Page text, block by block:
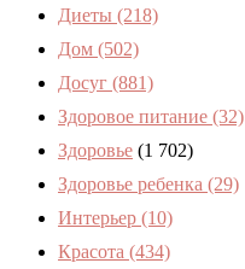
Диеты (218)
Дом (502)
Досуг (881)
Здоровое питание (32)
Здоровье (1 702)
Здоровье ребенка (29)
Интерьер (10)
Красота (434)